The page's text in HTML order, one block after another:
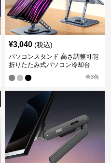
¥3,040 (税込)
パソコンスタンド 高さ調整可能
折りたたみ式パソコン冷却台
全3色